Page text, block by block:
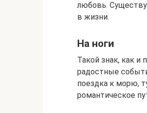
любовь.
в жизни.
На ноги
Такой знак, как и
радостные
поездка к морю,
романтическое